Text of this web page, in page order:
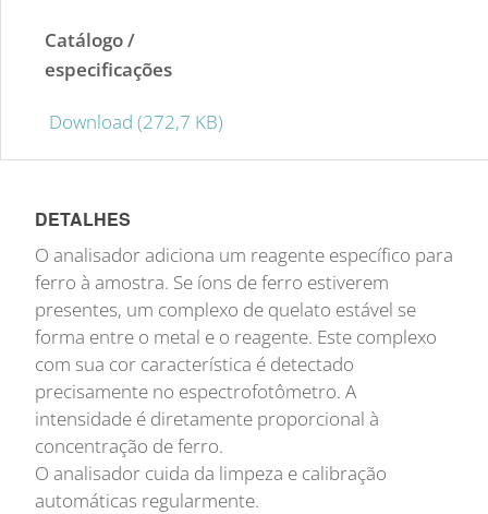
Catálogo /
especificações
Download (272,7 KB)
DETALHES
O analisador adiciona um reagente específico para
ferro à amostra. Se íons de ferro estiverem
presentes, um complexo de quelato estável se
forma entre o metal e o reagente. Este complexo
com sua cor característica é detectado
precisamente no espectrofotômetro. A
intensidade é diretamente proporcional à
concentração de ferro.
O analisador cuida da limpeza e calibração
automáticas regularmente.